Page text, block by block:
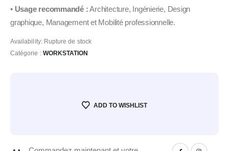
• Usage recommandé :Architecture, Ingénierie, Design
graphique, Management et Mobilité professionnelle.
Availability: Rupture de stock
Catégorie : WORKSTATION
ADD TO WISHLIST